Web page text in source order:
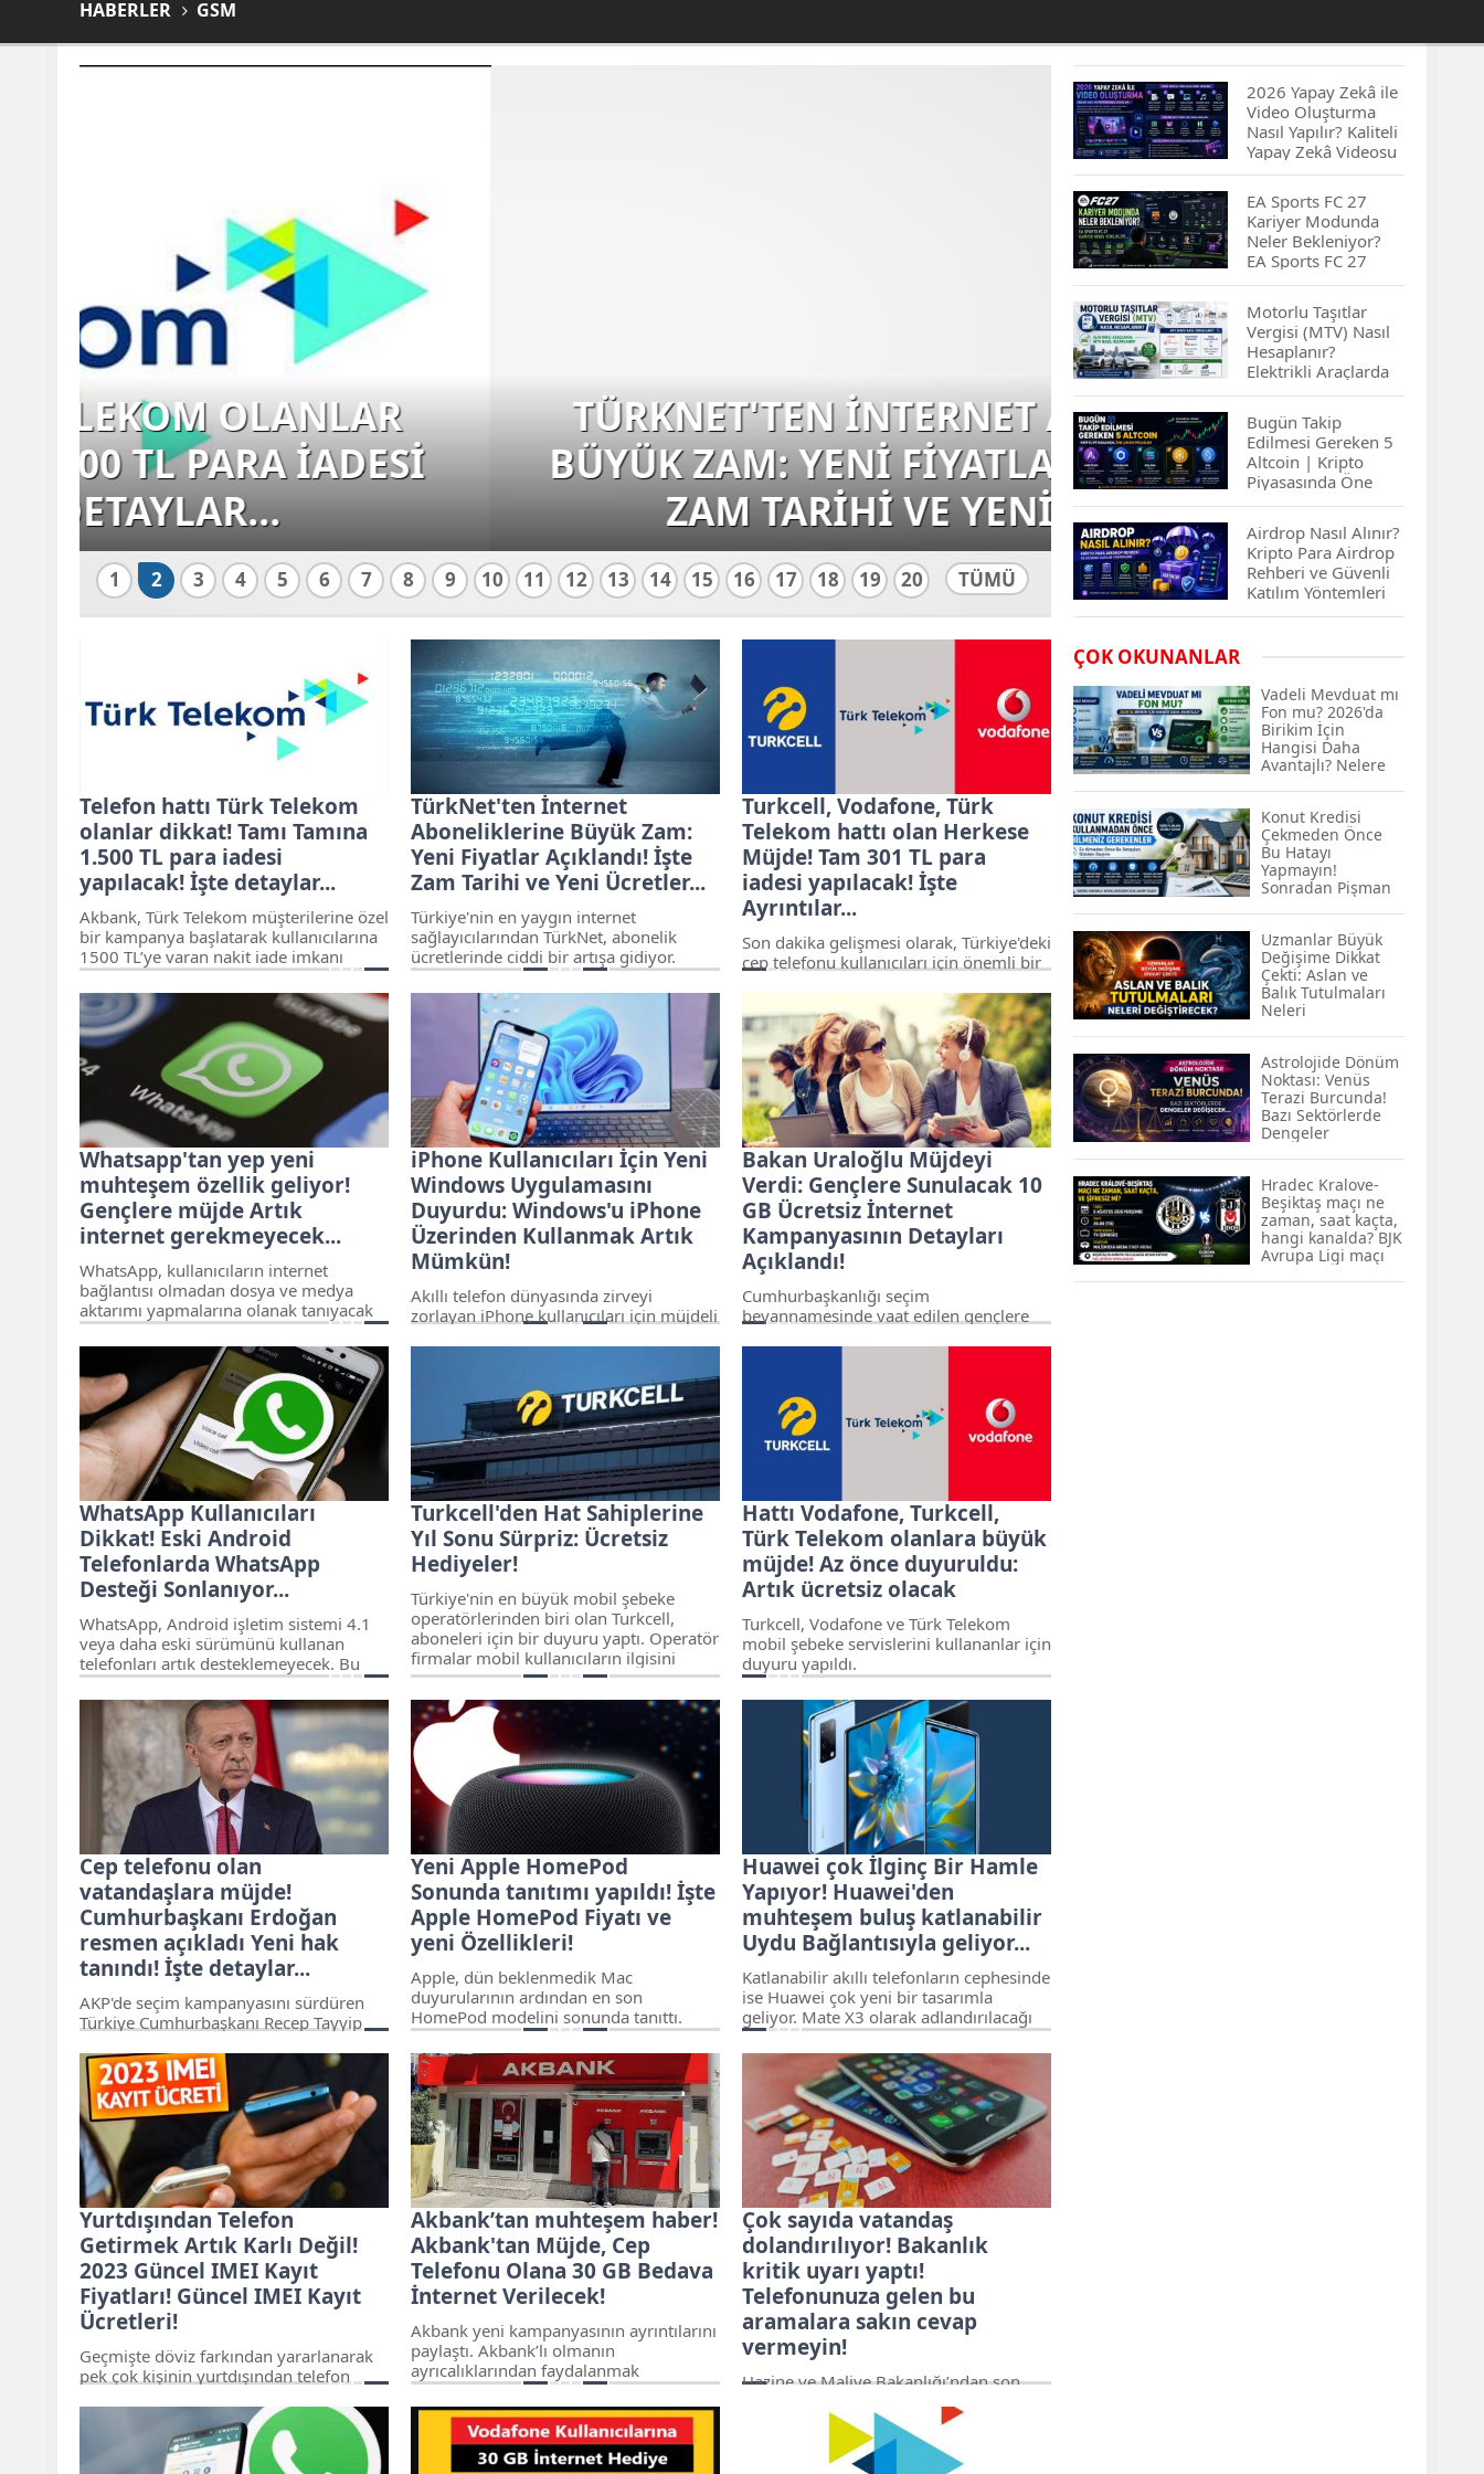
HABERLER GSM
TÜRKNET'TEN İNTERNET ABONELİKLERİNE
BÜYÜK ZAM: YENİ FİYATLAR AÇIKLANDI! İŞTE
ZAM TARİHİ VE YENİ ÜCRETLER...
TURKCELL,
OLAN HERKESE
İADESİ
1 2 3 4 5 6 7 8 9 10 11 12 13 14 15 16 17 18 19 20 TÜMÜ
Telefon hattı Türk Telekom
olanlar dikkat! Tamı Tamına
1.500 TL para iadesi
yapılacak! İşte detaylar...
Akbank, Türk Telekom müşterilerine özel
bir kampanya başlatarak kullanıcılarına
1500 TL’ye varan nakit iade imkanı
sunuyor. Kampanya, Türk Telekom cep
telefonu veya evde internet faturası
otomatik ödeme talimatı veren
müşterilere yönelik olarak
düzenlenmiştir.
TürkNet'ten İnternet
Aboneliklerine Büyük Zam:
Yeni Fiyatlar Açıklandı! İşte
Zam Tarihi ve Yeni Ücretler...
Türkiye'nin en yaygın internet
sağlayıcılarından TürkNet, abonelik
ücretlerinde ciddi bir artışa gidiyor.
Yapılan resmi açıklama, özellikle sosyal
medyada büyük yankı uyandırdı. Peki,
bu zamla birlikte internet kullanıcılarını
neler bekliyor?
Turkcell, Vodafone, Türk
Telekom hattı olan Herkese
Müjde! Tam 301 TL para
iadesi yapılacak! İşte
Ayrıntılar...
Son dakika gelişmesi olarak, Türkiye'deki
cep telefonu kullanıcıları için önemli bir
iptal eden kullanıcılar, hesaplarında
unutulan ya da arta kalan bakiyeler için
geri ödeme alabilecekler. Turkcell,
Vodafone ve Türk Telekom tarafından
yapılan açıklamalarla, kullanıcıların geri
ödeme süreçlerine dair detaylar
paylaşıldı.
Whatsapp'tan yep yeni
muhteşem özellik geliyor!
Gençlere müjde Artık
internet gerekmeyecek...
WhatsApp, kullanıcıların internet
bağlantısı olmadan dosya ve medya
aktarımı yapmalarına olanak tanıyacak
yeni bir özelliği test ediyor.
iPhone Kullanıcıları İçin Yeni
Windows Uygulamasını
Duyurdu: Windows'u iPhone
Üzerinden Kullanmak Artık
Mümkün!
Akıllı telefon dünyasında zirveyi
zorlayan iPhone kullanıcıları için müjdeli
sahiplerine Windows'u cihazları
üzerinden kullanabilme imkanı sunuyor.
Bakan Uraloğlu Müjdeyi
Verdi: Gençlere Sunulacak 10
GB Ücretsiz İnternet
Kampanyasının Detayları
Açıklandı!
Cumhurbaşkanlığı seçim
beyannamesinde vaat edilen gençlere
Abdulkadir Uraloğlu'nun son
açıklamaları, gençlere müjdeyi getirdi.
WhatsApp Kullanıcıları
Dikkat! Eski Android
Telefonlarda WhatsApp
Desteği Sonlanıyor...
WhatsApp, Android işletim sistemi 4.1
veya daha eski sürümünü kullanan
telefonları artık desteklemeyecek. Bu
değişiklik, bazı Samsung ve HTC
modellerini etkiliyor.
Turkcell'den Hat Sahiplerine
Yıl Sonu Sürpriz: Ücretsiz
Hediyeler!
Türkiye'nin en büyük mobil şebeke
operatörlerinden biri olan Turkcell,
aboneleri için bir duyuru yaptı. Operatör
firmalar mobil kullanıcıların ilgisini
çeken kampanyalar paylaşmaya devam
ediyor.
Hattı Vodafone, Turkcell,
Türk Telekom olanlara büyük
müjde! Az önce duyuruldu:
Artık ücretsiz olacak
Turkcell, Vodafone ve Türk Telekom
mobil şebeke servislerini kullananlar için
duyuru yapıldı.
Cep telefonu olan
vatandaşlara müjde!
Cumhurbaşkanı Erdoğan
resmen açıkladı Yeni hak
tanındı! İşte detaylar...
AKP'de seçim kampanyasını sürdüren
Türkiye Cumhurbaşkanı Recep Tayyip
açıklıyor. Erdoğan, mobil cihazlarla ilgili
yeni bir gelişmeyi duyurdu ve detayları
sosyal medya hesabından paylaştı.
Detaylar burada...
Yeni Apple HomePod
Sonunda tanıtımı yapıldı! İşte
Apple HomePod Fiyatı ve
yeni Özellikleri!
Apple, dün beklenmedik Mac
duyurularının ardından en son
HomePod modelini sonunda tanıttı.
Görünüm aynı olsa bile, Apple'ın akıllı
hoparlörünün yeni yinelemesi için iki
farklı renk olasılığı da mevcut. Beyaz ve
"gece yarısı", ikinci nesil HomePod için
iki renk seçeneği de olacak. Bu renk
olasılıklarını da haberimizde
bulabilirsiniz.
Huawei çok İlginç Bir Hamle
Yapıyor! Huawei'den
muhteşem buluş katlanabilir
Uydu Bağlantısıyla geliyor...
Katlanabilir akıllı telefonların cephesinde
ise Huawei çok yeni bir tasarımla
geliyor. Mate X3 olarak adlandırılacağı
söylenen telefonun Snapdragon
Satellite'ı destekleyeceği duyurulduğu,
ortaya çıktı. Huawei, Apple'ın son model
iPhone'ları ile daha da
popülerliği olan bu özelliği, Mate 50
serisi ile telefonlarına uydu bağlantısını
getirdikten sonra Mate X3'e eklemeyi
planlıyor.
Yurtdışından Telefon
Getirmek Artık Karlı Değil!
2023 Güncel IMEI Kayıt
Fiyatları! Güncel IMEI Kayıt
Ücretleri!
Geçmişte döviz farkından yararlanarak
pek çok kişinin yurtdışından telefon
oldukça büyük kâr sağladıkları
bilinmektedir. Bu sebeple devlet
tarafından yapılan son açıklamaya göre
Akbank’tan muhteşem haber!
Akbank'tan Müjde, Cep
Telefonu Olana 30 GB Bedava
İnternet Verilecek!
Akbank yeni kampanyasının ayrıntılarını
paylaştı. Akbank’lı olmanın
ayrıcalıklarından faydalanmak
istiyorsanız işte detaylar...
Çok sayıda vatandaş
dolandırılıyor! Bakanlık
kritik uyarı yaptı!
Telefonunuza gelen bu
aramalara sakın cevap
vermeyin!
Hazine ve Maliye Bakanlığı’ndan son
peş peşe yaşanan dolandırıcılık
vakalarının üzerine Bakanlık, Finansal
Piyasalar ve Kambiyo Genel Müdürlüğü
2026 Yapay Zekâ ile
Video Oluşturma
Nasıl Yapılır? Kaliteli
Yapay Zekâ Videosu
Hazırlamanın
İpuçları...
EA Sports FC 27
Kariyer Modunda
Neler Bekleniyor?
EA Sports FC 27
Kariyer Modu
Yenilikleri…
Motorlu Taşıtlar
Vergisi (MTV) Nasıl
Hesaplanır?
Elektrikli Araçlarda
MTV Nasıl
Hesaplanır? MTV
Borcu Nasıl
Sorgulanır?
Bugün Takip
Edilmesi Gereken 5
Altcoin | Kripto
Piyasasında Öne
Çıkan Projeler
Airdrop Nasıl Alınır?
Kripto Para Airdrop
Rehberi ve Güvenli
Katılım Yöntemleri
Hangi Piyasa Sizin
İçin Daha Uygun?
ABD-İran Anlaşması
Sonrası Altın Rekora
Koştu, Petrol
Fiyatları Sert Düştü
Temmuz 2026 Maaş
Zammı Netleşiyor!
Memur, Emekli ve
Yeni Oranlar
KOSGEB’den
KOBİ’lere Dev
Finansman Hamlesi:
36 Ay Vadeli 30
Milyon TL Destek
Emekli Maaşlarında
Temmuz Hesabı:
Zam Oranı ve Taban
Aylık İçin Yeni
Senaryolar
ÇOK OKUNANLAR
Vadeli Mevduat mı
Fon mu? 2026'da
Birikim İçin
Hangisi Daha
Avantajlı? Nelere
Konut Kredisi
Çekmeden Önce
Bu Hatayı
Yapmayın!
Sonradan Pişman
Uzmanlar Büyük
Değişime Dikkat
Çekti: Aslan ve
Balık Tutulmaları
Neleri
Astrolojide Dönüm
Noktası: Venüs
Terazi Burcunda!
Bazı Sektörlerde
Dengeler
Hradec Kralove-
Beşiktaş maçı ne
zaman, saat kaçta,
hangi kanalda? BJK
Avrupa Ligi maçı